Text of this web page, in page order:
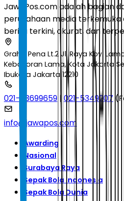
JawaPos.com adalah bagian
perusahaan media terkemuka
berita terkini, akurat, dan
Graha Pena Lt.2 Jl. Raya Kby.
Kebayoran Lama, Kota Jakarta
Ibukota Jakarta 12210
021-53699659 | 021-5349207
info@jawapos.com
Awarding
Nasional
Surabaya Raya
Sepak Bola Indonesia
Sepak Bola Dunia